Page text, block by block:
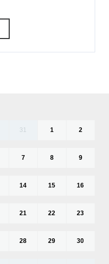
31 1 2
7 8 9
14 15 16
21 22 23
28 29 30